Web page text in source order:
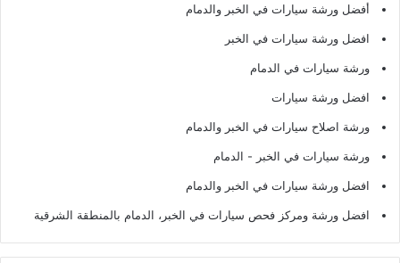
أفضل ورشة سيارات في الخبر والدمام
افضل ورشة سيارات في الخبر
ورشة سيارات في الدمام
افضل ورشة سيارات
ورشة اصلاح سيارات في الخبر والدمام
ورشة سيارات في الخبر - الدمام
افضل ورشة سيارات في الخبر والدمام
افضل ورشة ومركز فحص سيارات في الخبر، الدمام بالمنطقة الشرقية